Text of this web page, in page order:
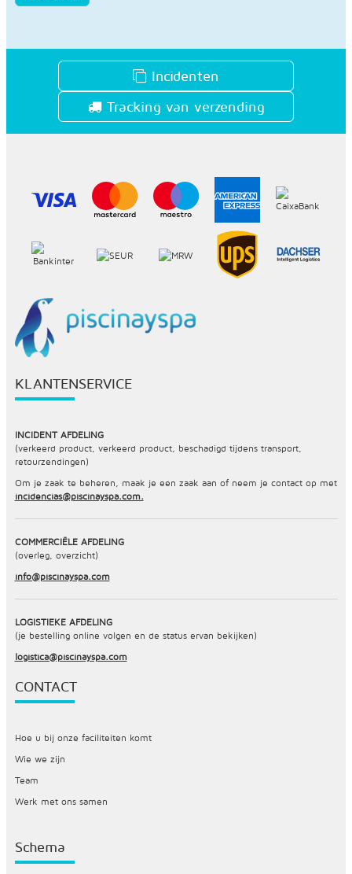
Incidenten
Tracking van verzending
KLANTENSERVICE
INCIDENT AFDELING
(verkeerd product, verkeerd product, beschadigd tijdens transport,
retourzendingen)
Om je zaak te beheren, maak je een zaak aan of neem je contact op met
incidencias@piscinayspa.com.
COMMERCIËLE AFDELING
(overleg, overzicht)
info@piscinayspa.com
LOGISTIEKE AFDELING
(je bestelling online volgen en de status ervan bekijken)
logistica@piscinayspa.com
CONTACT
Hoe u bij onze faciliteiten komt
Wie we zijn
Team
Werk met ons samen
Schema